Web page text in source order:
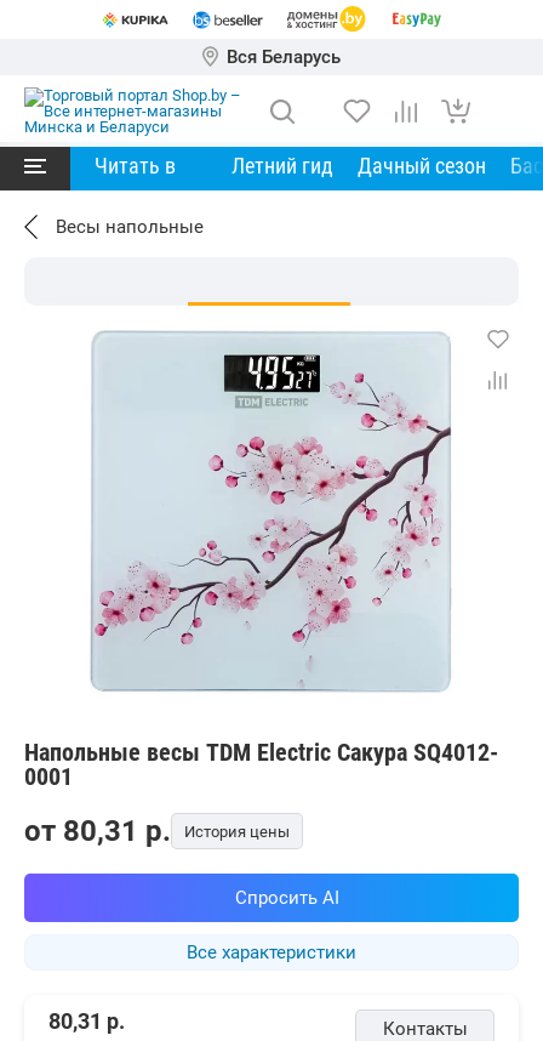
Вся Беларусь
Читать в Летний гид Дачный сезон
Весы напольные
Напольные весы TDM Electric Сакура SQ4012-
0001
Все характеристики
от 80,31 p. История цены
Спросить AI
Контакты
80,31 р.